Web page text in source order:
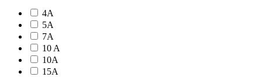
4A
5A
7A
10 A
10A
15A